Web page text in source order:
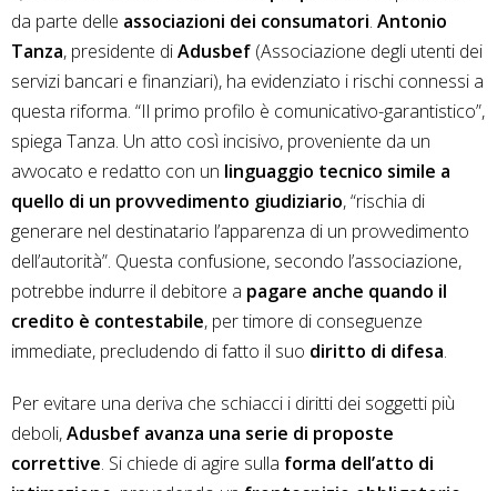
da parte delle associazioni dei consumatori. Antonio
Tanza, presidente diAdusbef (Associazione degli utenti dei
servizi bancari e finanziari), ha evidenziato i rischi connessi a
questa riforma. “Il primo profilo è comunicativo-garantistico”,
spiega Tanza. Un atto così incisivo, proveniente da un
avvocato e redatto con un linguaggio tecnico simile a
quello di un provvedimento giudiziario, “rischia di
generare nel destinatario l’apparenza di un provvedimento
dell’autorità”. Questa confusione, secondo l’associazione,
potrebbe indurre il debitore a pagare anche quando il
credito è contestabile, per timore di conseguenze
immediate, precludendo di fatto il suo diritto di difesa.
Per evitare una deriva che schiacci i diritti dei soggetti più
deboli,Adusbef avanza una serie di proposte
correttive. Si chiede di agire sulla forma dell’atto di